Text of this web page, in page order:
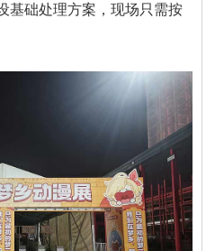
基础处理方案，现场只需按